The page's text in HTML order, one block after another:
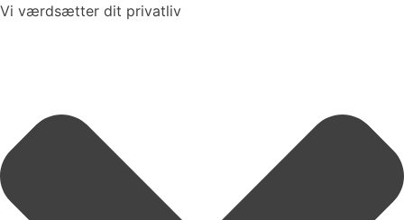
Vi værdsætter dit privatliv